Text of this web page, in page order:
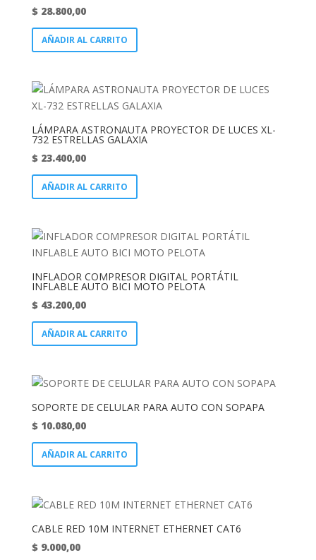
$28.800,00
AÑADIR AL CARRITO
LÁMPARA ASTRONAUTA PROYECTOR DE LUCES XL-
732 ESTRELLAS GALAXIA
$23.400,00
AÑADIR AL CARRITO
INFLADOR COMPRESOR DIGITAL PORTÁTIL
INFLABLE AUTO BICI MOTO PELOTA
$43.200,00
AÑADIR AL CARRITO
SOPORTE DE CELULAR PARA AUTO CON SOPAPA
$10.080,00
AÑADIR AL CARRITO
CABLE RED 10M INTERNET ETHERNET CAT6
$9.000,00